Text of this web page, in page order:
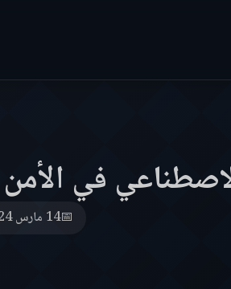
في
📅14 مارس 2024